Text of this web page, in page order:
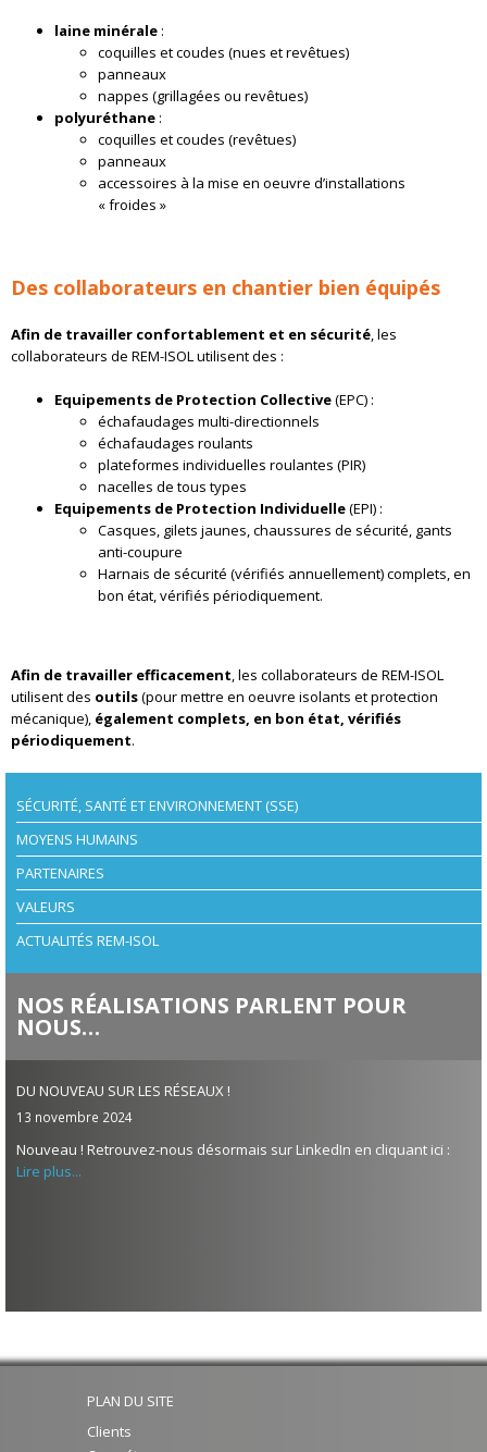
laine minérale :
coquilles et coudes (nues et revêtues)
panneaux
nappes (grillagées ou revêtues)
polyuréthane :
coquilles et coudes (revêtues)
panneaux
accessoires à la mise en oeuvre d’installations
« froides »
Des collaborateurs en chantier bien équipés
Afin de travailler confortablement et en sécurité, les
collaborateurs de REM-ISOL utilisent des :
Equipements de Protection Collective(EPC) :
échafaudages multi-directionnels
échafaudages roulants
plateformes individuelles roulantes (PIR)
nacelles de tous types
Equipements de Protection Individuelle(EPI) :
Casques, gilets jaunes, chaussures de sécurité, gants
anti-coupure
Harnais de sécurité (vérifiés annuellement) complets, en
bon état, vérifiés périodiquement.
Afin de travailler efficacement, les collaborateurs de REM-ISOL
utilisent des outils(pour mettre en oeuvre isolants et protection
mécanique), également complets, en bon état, vérifiés
périodiquement.
SÉCURITÉ, SANTÉ ET ENVIRONNEMENT (SSE)
MOYENS HUMAINS
PARTENAIRES
VALEURS
ACTUALITÉS REM-ISOL
NOS RÉALISATIONS PARLENT POUR
NOUS…
DU NOUVEAU SUR LES RÉSEAUX !
13 novembre 2024
Nouveau ! Retrouvez-nous désormais sur LinkedIn en cliquant ici :
Lire plus...
PLAN DU SITE
Clients